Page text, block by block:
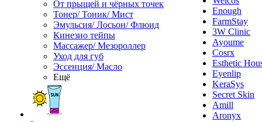
От прыщей и чёрных точек
Тонер/ Тоник/ Мист
Эмульсия/ Лосьон/ Флюид
Кинезио тейпы
Массажер/ Мезороллер
Уход для губ
Эссенция/ Масло
Ещё
Enough
FarmStay
3W Clinic
Ayoume
Cosrx
Esthetic
Eyenlip
KeraSys
Secret Skin
Amill
Aronyx